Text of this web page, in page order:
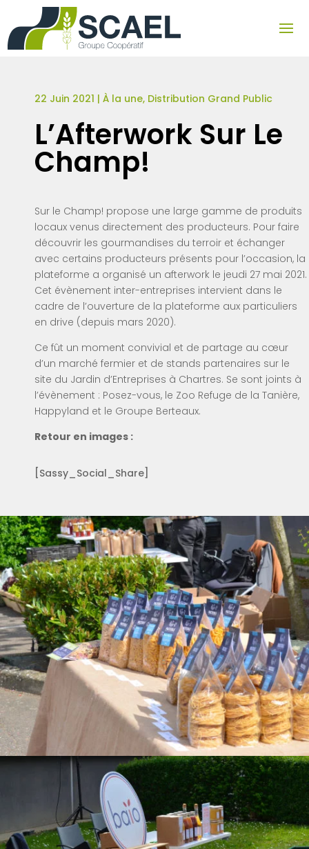
22 Juin 2021 | À la une, Distribution Grand Public
L’Afterwork Sur Le
Champ!
Sur le Champ! propose une large gamme de produits
locaux venus directement des producteurs. Pour faire
découvrir les gourmandises du terroir et échanger
avec certains producteurs présents pour l’occasion, la
plateforme a organisé un afterwork le jeudi 27 mai 2021.
Cet évènement inter-entreprises intervient dans le
cadre de l’ouverture de la plateforme aux particuliers
en drive (depuis mars 2020).
Ce fût un moment convivial et de partage au cœur
d’un marché fermier et de stands partenaires sur le
site du Jardin d’Entreprises à Chartres. Se sont joints à
l’évènement : Posez-vous, le Zoo Refuge de la Tanière,
Happyland et le Groupe Berteaux.
Retour en images :
[Sassy_Social_Share]